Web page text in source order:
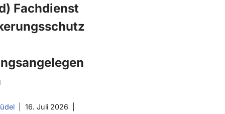
Fachdienst
16. Juli 2026